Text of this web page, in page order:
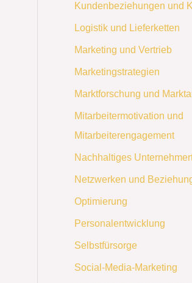
Kundenbeziehungen und
Logistik und Lieferketten
Marketing und Vertrieb
Marketingstrategien
Marktforschung und
Mitarbeitermotivation und
Mitarbeiterengagement
Nachhaltiges
Netzwerken und
Optimierung
Personalentwicklung
Selbstfürsorge
Social-Media-Marketing